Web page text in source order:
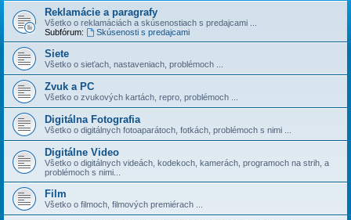
Reklamácie a paragrafy
Všetko o reklamáciách a skúsenostiach s predajcami ...
Subfórum:
Skúsenosti s predajcami
Siete
Všetko o sieťach, nastaveniach, problémoch ...
Zvuk a PC
Všetko o zvukových kartách, repro, problémoch ...
Digitálna Fotografia
Všetko o digitálnych fotoaparátoch, fotkách, problémoch s nimi ...
Digitálne Video
Všetko o digitálnych videách, kodekoch, kamerách, programoch na strih, a
problémoch s nimi...
Film
Všetko o filmoch, filmových premiérach ...